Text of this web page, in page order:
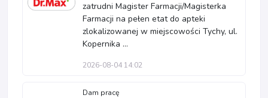
zatrudni Magister Farmacji/Magisterka
Farmacji na pełen etat do apteki
zlokalizowanej w miejscowości Tychy, ul.
Kopernika ...
2026-08-04 14:02
Dam pracę